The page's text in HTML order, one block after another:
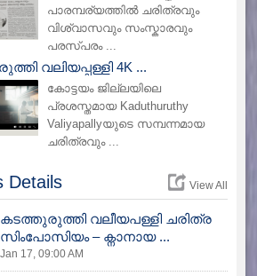
പാരമ്പര്യത്തിൽ ചരിത്രവും
വിശ്വാസവും സംസ്കാരവും
പരസ്പരം ...
വലിയപ്പള്ളി 4K ...
കോട്ടയം ജില്ലയിലെ
പ്രശസ്തമായ Kaduthuruthy
Valiyapallyയുടെ സമ്പന്നമായ
ചരിത്രവും ...
Details View All
കടത്തുരുത്തി വലീയപള്ളി ചരിത്ര
സിംപോസിയം – ക്നാനായ ...
Jan 17, 09:00 AM